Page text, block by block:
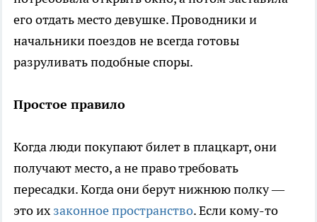
его отдать место девушке. Проводники и
начальники поездов не всегда готовы
разруливать подобные споры.
Простое правило
Когда люди покупают билет в плацкарт, они
получают место, а не право требовать
пересадки. Когда они берут нижнюю полку —
это их законное пространство. Если кому-то